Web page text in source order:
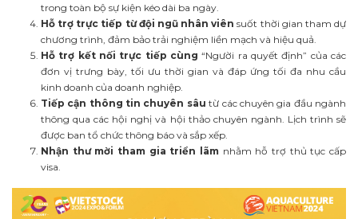
trong toàn bộ sự kiện kéo dài ba ngày.
Hỗ trợ trực tiếp từ đội ngũ nhân viên suốt thời gian tham dự
chương trình, đảm bảo trải nghiệm liền mạch và hiệu quả.
Hỗ trợ kết nối trực tiếp cùng “Người ra quyết định” của các
đơn vị trưng bày, tối ưu thời gian và đáp ứng tối đa nhu cầu
kinh doanh của doanh nghiệp.
Tiếp cận thông tin chuyên sâu từ các chuyên gia đầu ngành
thông qua các hội nghị và hội thảo chuyên ngành. Lịch trình sẽ
được ban tổ chức thông báo và sắp xếp.
Nhận thư mời tham gia triển lãm nhằm hỗ trợ thủ tục cấp
visa.